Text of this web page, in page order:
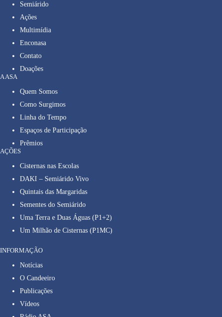
Semiárido
Ações
Multimídia
Enconasa
Contato
Doações
A ASA
Quem Somos
Como Surgimos
Linha do Tempo
Espaços de Participação
Prêmios
AÇÕES
Cisternas nas Escolas
DAKI – Semiárido Vivo
Quintais das Margaridas
Sementes do Semiárido
Uma Terra e Duas Águas (P1+2)
Um Milhão de Cisternas (P1MC)
INFORMAÇÃO
Notícias
O Candeeiro
Publicações
Vídeos